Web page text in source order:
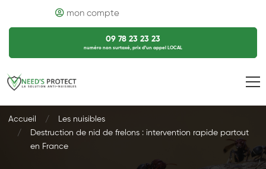
mon compte
09 78 23 23 23
numéro non surtaxé, prix d’un appel LOCAL
Accueil
Les nuisibles
Destruction de nid de frelons : intervention rapide partout
en France